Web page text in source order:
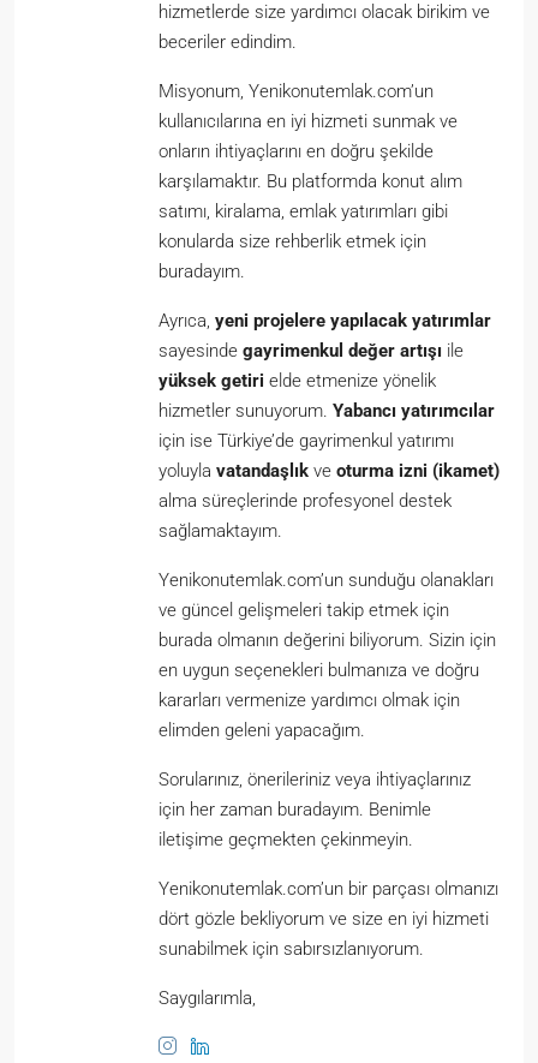
hizmetlerde size yardımcı olacak birikim ve
beceriler edindim.
Misyonum, Yenikonutemlak.com’un
kullanıcılarına en iyi hizmeti sunmak ve
onların ihtiyaçlarını en doğru şekilde
karşılamaktır. Bu platformda konut alım
satımı, kiralama, emlak yatırımları gibi
konularda size rehberlik etmek için
buradayım.
Ayrıca, yeni projelere yapılacak yatırımlar
sayesinde gayrimenkul değer artışı ile
yüksek getiri elde etmenize yönelik
hizmetler sunuyorum. Yabancı yatırımcılar
için ise Türkiye’de gayrimenkul yatırımı
yoluyla vatandaşlık ve oturma izni (ikamet)
alma süreçlerinde profesyonel destek
sağlamaktayım.
Yenikonutemlak.com’un sunduğu olanakları
ve güncel gelişmeleri takip etmek için
burada olmanın değerini biliyorum. Sizin için
en uygun seçenekleri bulmanıza ve doğru
kararları vermenize yardımcı olmak için
elimden geleni yapacağım.
Sorularınız, önerileriniz veya ihtiyaçlarınız
için her zaman buradayım. Benimle
iletişime geçmekten çekinmeyin.
Yenikonutemlak.com’un bir parçası olmanızı
dört gözle bekliyorum ve size en iyi hizmeti
sunabilmek için sabırsızlanıyorum.
Saygılarımla,